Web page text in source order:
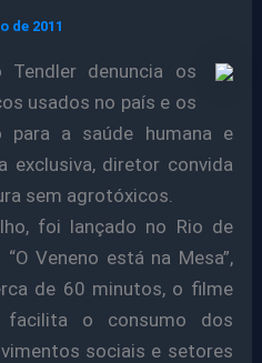
de 2011
Tendler denuncia os
usados no país e os
para a saúde humana e
exclusiva, diretor convida
sem agrotóxicos.
foi lançado no Rio de
Veneno está na Mesa”,
de 60 minutos, o filme
o consumo dos
sociais e setores